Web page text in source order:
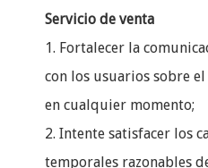
Servicio de venta
1. Fortalecer la
con los usuarios sobre
en cualquier momento;
2. Intente satisfacer los
temporales razonables